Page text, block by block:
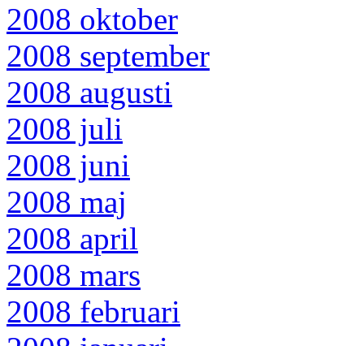
2008 oktober
2008 september
2008 augusti
2008 juli
2008 juni
2008 maj
2008 april
2008 mars
2008 februari